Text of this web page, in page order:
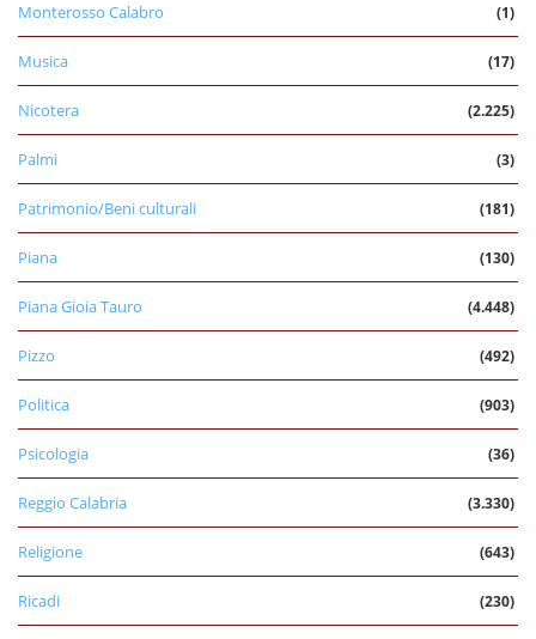
Monterosso Calabro (1)
Musica (17)
Nicotera (2.225)
Palmi (3)
Patrimonio/Beni culturali (181)
Piana (130)
Piana Gioia Tauro (4.448)
Pizzo (492)
Politica (903)
Psicologia (36)
Reggio Calabria (3.330)
Religione (643)
Ricadi (230)